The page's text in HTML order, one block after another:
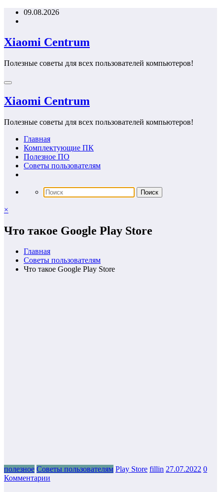
Перейти09.08.2026
Xiaomi Centrum
Полезные советы для всех пользователей компьютеров!
Xiaomi Centrum
Полезные советы для всех пользователей компьютеров!
Главная
Комплектующие ПК
Полезное ПО
Советы пользователям
×
Что такое Google Play Store
Главная
Советы пользователям
Что такое Google Play Store
полезное Советы пользователям Play Store fillin 27.07.2022 0
Комментарии